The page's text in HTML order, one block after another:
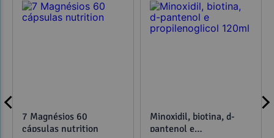
7 Magnésios 60
cápsulas nutrition
Minoxidil, biotina, d-
pantenol e